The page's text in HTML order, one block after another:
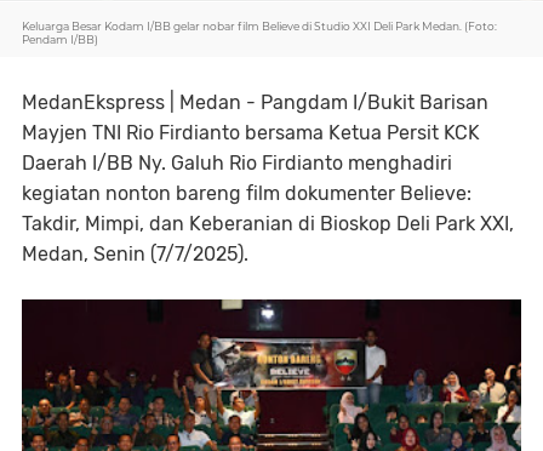
Keluarga Besar Kodam I/BB gelar nobar film Believe di Studio XXI Deli Park Medan. (Foto:
Pendam I/BB)
MedanEkspress | Medan - Pangdam I/Bukit Barisan
Mayjen TNI Rio Firdianto bersama Ketua Persit KCK
Daerah I/BB Ny. Galuh Rio Firdianto menghadiri
kegiatan nonton bareng film dokumenter Believe:
Takdir, Mimpi, dan Keberanian di Bioskop Deli Park XXI,
Medan, Senin (7/7/2025).